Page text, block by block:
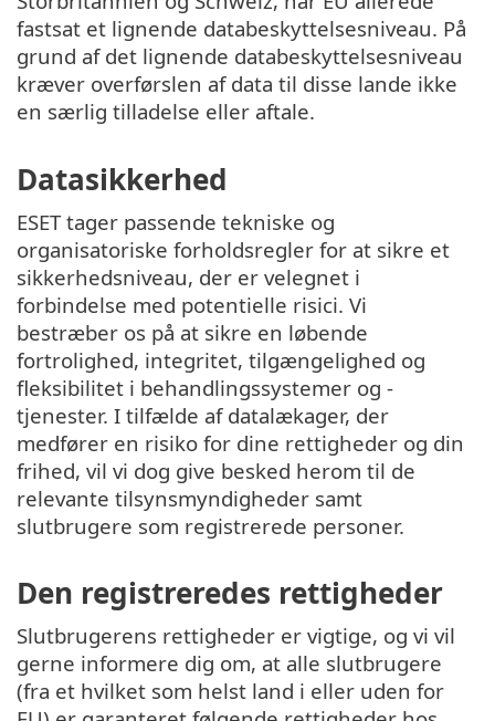
fastsat et lignende databeskyttelsesniveau. På
grund af det lignende databeskyttelsesniveau
kræver overførslen af data til disse lande ikke
en særlig tilladelse eller aftale.
Datasikkerhed
ESET tager passende tekniske og
organisatoriske forholdsregler for at sikre et
sikkerhedsniveau, der er velegnet i
forbindelse med potentielle risici. Vi
bestræber os på at sikre en løbende
fortrolighed, integritet, tilgængelighed og
fleksibilitet i behandlingssystemer og -
tjenester. I tilfælde af datalækager, der
medfører en risiko for dine rettigheder og din
frihed, vil vi dog give besked herom til de
relevante tilsynsmyndigheder samt
slutbrugere som registrerede personer.
Den registreredes rettigheder
Slutbrugerens rettigheder er vigtige, og vi vil
gerne informere dig om, at alle slutbrugere
(fra et hvilket som helst land i eller uden for